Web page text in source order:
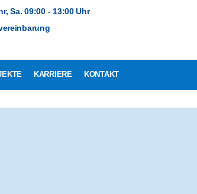
Sa. 09:00 - 13:00 Uhr
KARRIERE KONTAKT